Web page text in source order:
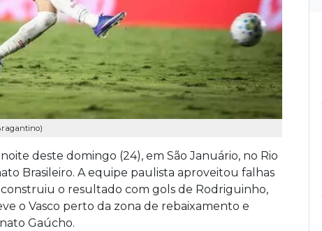
deste domingo (24), em São Januário, no Rio
Brasileiro. A equipe paulista aproveitou falhas
o resultado com gols de Rodriguinho,
o Vasco perto da zona de rebaixamento e
Gaúcho.